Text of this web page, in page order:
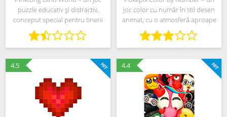
puzzle educativ și distractiv,
conceput special pentru tinerii
aventurieri și exploratorii
îndrăzneți. Dezvoltatorii vă
permit să aruncați o privire
asupra unei regiuni
joc color cu număr în stil desen
animat, cu o atmosferă aproape
unică centrată în jurul
universului Pokemon.
Dezvoltatorul Mattie S Thomas a
adus întreaga colecție de
4.5 4.4